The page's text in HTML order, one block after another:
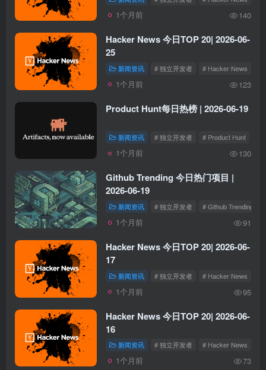
1个月前 140
Hacker News 今日TOP 20| 2026-06-
25
新闻资讯 # 独立开发者 # Hacker News
1个月前 123
Product Hunt每日热榜 | 2026-06-19
新闻资讯 # 独立开发者 # Product Hunt
1个月前 130
Github Trending 今日热门项目 |
2026-06-19
新闻资讯 # 独立开发者 # Github Trending
1个月前 91
Hacker News 今日TOP 20| 2026-06-
17
新闻资讯 # 独立开发者 # Hacker News
1个月前 95
Hacker News 今日TOP 20| 2026-06-
16
新闻资讯 # 独立开发者 # Hacker News
1个月前 73